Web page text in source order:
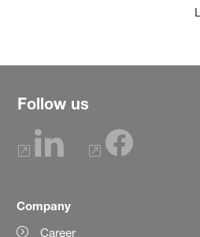
Follow us
Company
Career